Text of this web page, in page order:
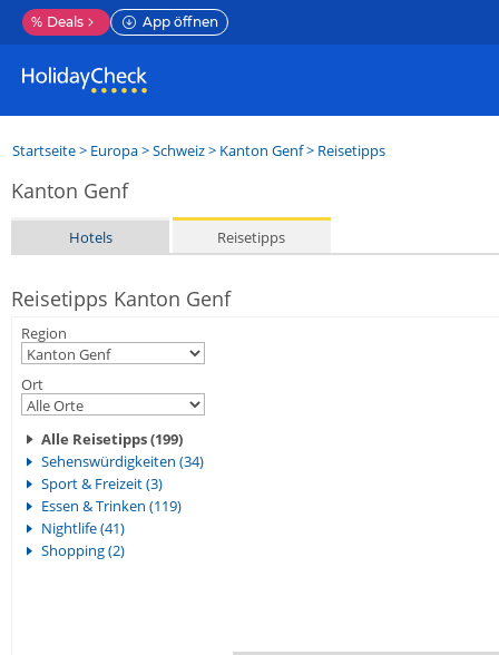
% Deals App öffnen
Startseite> Europa>Schweiz> Kanton Genf> Reisetipps
Kanton Genf
Hotels Reisetipps
Reisetipps Kanton Genf
Region
Ort
Alle Reisetipps (199)
Sehenswürdigkeiten (34)
Sport & Freizeit (3)
Essen & Trinken (119)
Nightlife (41)
Shopping (2)